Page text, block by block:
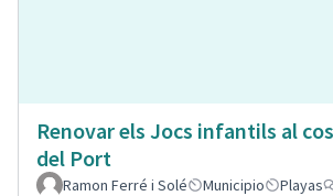
Renovar els Jocs infantils al
del Port
Ramon Ferré i Solé Municipio Playas